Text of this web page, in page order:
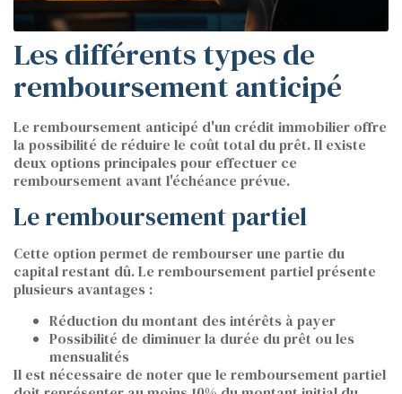
Les différents types de
remboursement anticipé
Le remboursement anticipé d'un crédit immobilier offre
la possibilité de réduire le coût total du prêt. Il existe
deux options principales pour effectuer ce
remboursement avant l'échéance prévue.
Le remboursement partiel
Cette option permet de rembourser une partie du
capital restant dû. Le remboursement partiel présente
plusieurs avantages :
Réduction du montant des intérêts à payer
Possibilité de diminuer la durée du prêt ou les
mensualités
Il est nécessaire de noter que le remboursement partiel